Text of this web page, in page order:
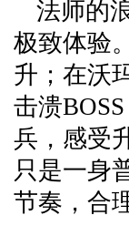
法师的
极致体验
升；在沃
击溃
兵，感受
只是一身
节奏，合